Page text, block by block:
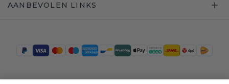
AANBEVOLEN LINKS